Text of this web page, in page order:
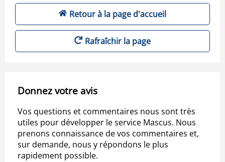
Retour à la page d'accueil
Rafraîchir la page
Donnez votre avis
Vos questions et commentaires nous sont très
utiles pour développer le service Mascus. Nous
prenons connaissance de vos commentaires et,
sur demande, nous y répondons le plus
rapidement possible.